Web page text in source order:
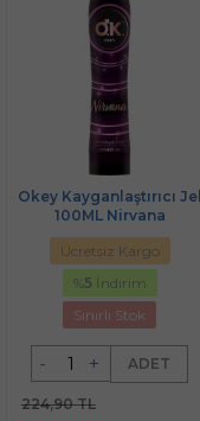
Okey Kayganlaştırıcı Jel
100ML Nirvana
Ücretsiz Kargo
%5 İndirim
Sınırlı Stok
- + ADET
224,90 TL